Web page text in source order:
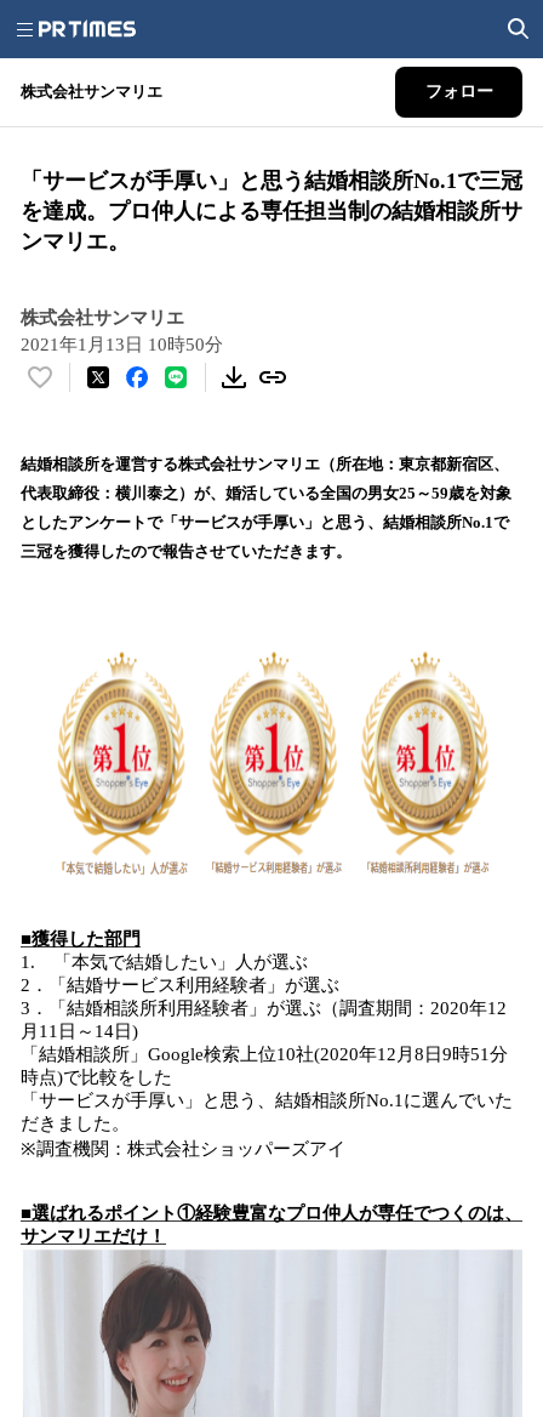
株式会社サンマリエ フォロー
「サービスが手厚い」と思う結婚相談所No.1で三冠
を達成。プロ仲人による専任担当制の結婚相談所サ
ンマリエ。
株式会社サンマリエ
2021年1月13日 10時50分
い
！
数
を
読
結婚相談所を運営する株式会社サンマリエ（所在地：東京都新宿区、
代表取締役：横川泰之）が、婚活している全国の男女25～59歳を対象
としたアンケートで「サービスが手厚い」と思う、結婚相談所No.1で
三冠を獲得したので報告させていただきます。
■獲得した部門
1. 「本気で結婚したい」人が選ぶ
2．「結婚サービス利用経験者」が選ぶ
3．「結婚相談所利用経験者」が選ぶ（調査期間：2020年12
月11日～14日)
「結婚相談所」Google検索上位10社(2020年12月8日9時51分
時点)で比較をした
「サービスが手厚い」と思う、結婚相談所No.1に選んでいた
だきました。
※調査機関：株式会社ショッパーズアイ
■選ばれるポイント①経験豊富なプロ仲人が専任でつくのは、
サンマリエだけ！